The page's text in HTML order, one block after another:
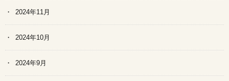
2024年11月
2024年10月
2024年9月